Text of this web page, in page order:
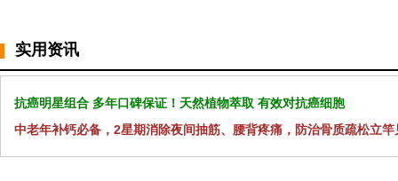
实用资讯
抗癌明星组合 多年口碑保证！天然植物萃取 有效对抗癌细胞
中老年补钙必备，2星期消除夜间抽筋、腰背疼痛，防治骨质疏松立竿